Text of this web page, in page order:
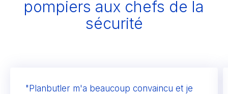
pompiers aux chefs de la
sécurité
"Planbutler m'a beaucoup convaincu et je